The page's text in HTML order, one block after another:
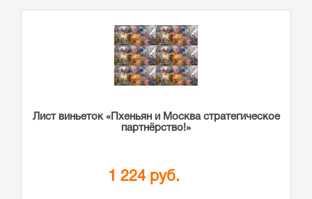
Лист виньеток «Пхеньян и Москва стратегическое
партнёрство!»
1 224 руб.